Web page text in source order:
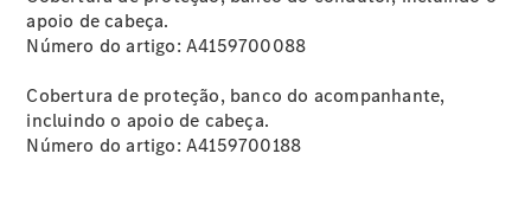
Agendar
Reparação
e oficina
Mercedes
apoio de cabeça.
Número do artigo: A4159700088
Cobertura de proteção, banco do acompanhante,
incluindo o apoio de cabeça.
Número do artigo: A4159700188